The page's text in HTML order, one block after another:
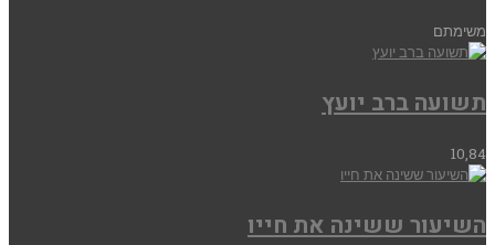
משימתם
תשועה ברב יועץ
10,84
השיעור ששינה את חייו